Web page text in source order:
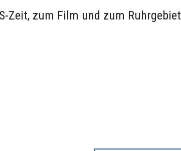
Zeit, zum Film und zum Ruhrgebiet